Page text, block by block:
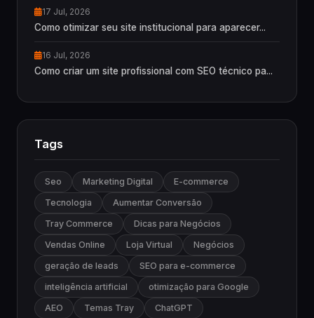
17 Jul, 2026
Como otimizar seu site institucional para aparecer...
16 Jul, 2026
Como criar um site profissional com SEO técnico pa...
Tags
Seo Marketing Digital
E-commerce
Tecnologia
Aumentar Conversão
Tray Commerce
Dicas para Negócios
Vendas Online
Loja Virtual
Negócios
geração de leads
SEO para e-commerce
inteligência artificial
otimização para Google
AEO
Temas Tray
ChatGPT